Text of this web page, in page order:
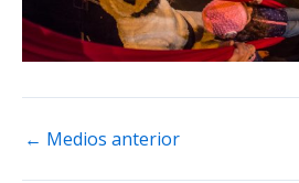
← Medios anterior